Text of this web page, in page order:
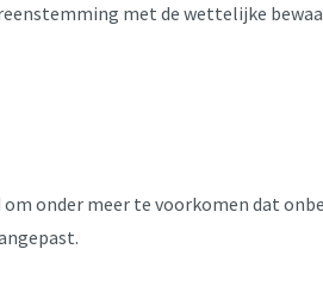
met de wettelijke
onder meer te voorkomen dat